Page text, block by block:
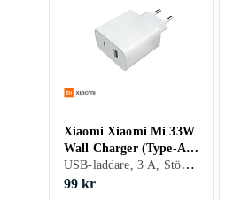
Xiaomi Xiaomi Mi 33W
Wall Charger (Type-A +
Type-C)
USB-laddare, 3 A, Stöd för snabbladdning, 2 st, Stöd för snabbladdning
99 kr